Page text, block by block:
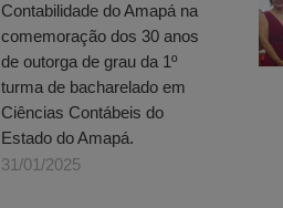
Contabilidade do Amapá na
comemoração dos 30 anos
de outorga de grau da 1º
turma de bacharelado em
Ciências Contábeis do
Estado do Amapá.
31/01/2025